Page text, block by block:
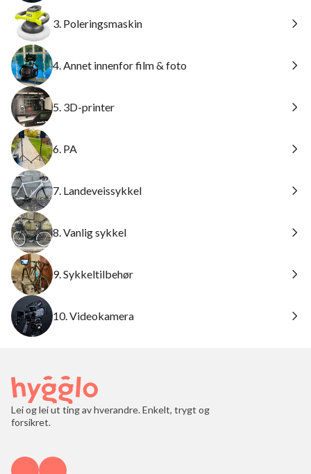
3. Poleringsmaskin
4. Annet innenfor film & foto
5. 3D-printer
6. PA
7. Landeveissykkel
8. Vanlig sykkel
9. Sykkeltilbehør
10. Videokamera
Lei og lei ut ting av hverandre. Enkelt, trygt og
forsikret.